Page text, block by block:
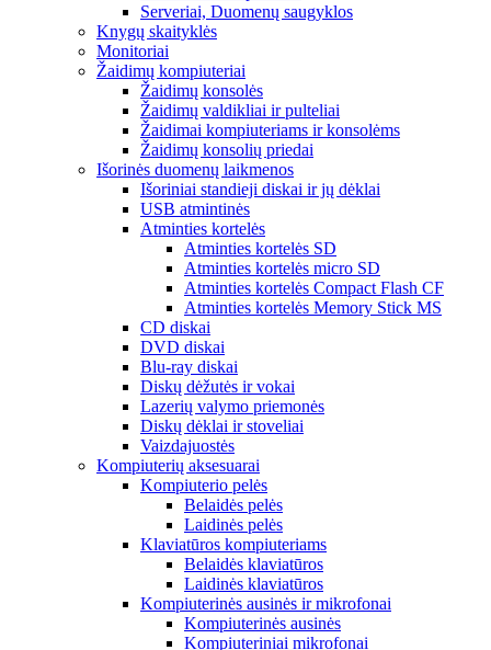
Serveriai, Duomenų saugyklos
Knygų skaityklės
Monitoriai
Žaidimų kompiuteriai
Žaidimų konsolės
Žaidimų valdikliai ir pulteliai
Žaidimai kompiuteriams ir konsolėms
Žaidimų konsolių priedai
Išorinės duomenų laikmenos
Išoriniai standieji diskai ir jų dėklai
USB atmintinės
Atminties kortelės
Atminties kortelės SD
Atminties kortelės micro SD
Atminties kortelės Compact Flash CF
Atminties kortelės Memory Stick MS
CD diskai
DVD diskai
Blu-ray diskai
Diskų dėžutės ir vokai
Lazerių valymo priemonės
Diskų dėklai ir stoveliai
Vaizdajuostės
Kompiuterių aksesuarai
Kompiuterio pelės
Belaidės pelės
Laidinės pelės
Klaviatūros kompiuteriams
Belaidės klaviatūros
Laidinės klaviatūros
Kompiuterinės ausinės ir mikrofonai
Kompiuterinės ausinės
Kompiuteriniai mikrofonai